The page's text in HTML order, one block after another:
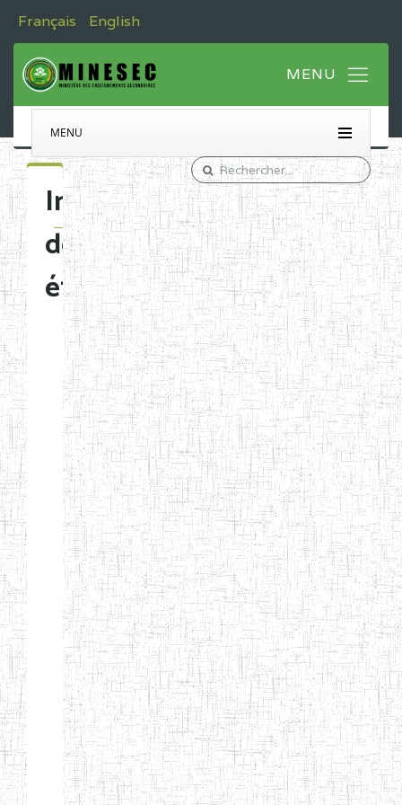
Français English
MENU
Immatriculation
des
établissements
Etablissements
d'enseignement
normal
ENI
Chercher:
Effacer les filtres
Denomination
Type